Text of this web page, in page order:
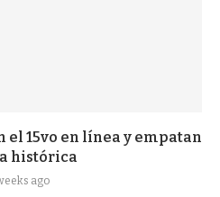
el 15vo en línea y empatan
histórica
ago